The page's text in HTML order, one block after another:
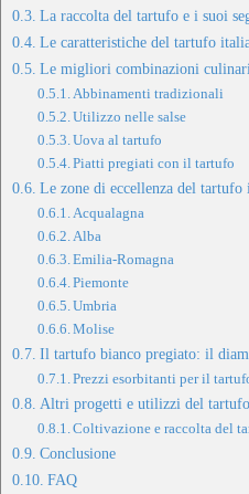
La raccolta del tartufo e i suoi
Le caratteristiche del tartufo
Le migliori combinazioni
Abbinamenti tradizionali
Utilizzo nelle salse
Uova al tartufo
Piatti pregiati con il tartufo
Le zone di eccellenza del tartufo
Acqualagna
Alba
Emilia-Romagna
Piemonte
Umbria
Molise
Il tartufo bianco pregiato: il
Prezzi esorbitanti per il
Altri progetti e utilizzi del tartufo
Coltivazione e raccolta del
Conclusione
FAQ